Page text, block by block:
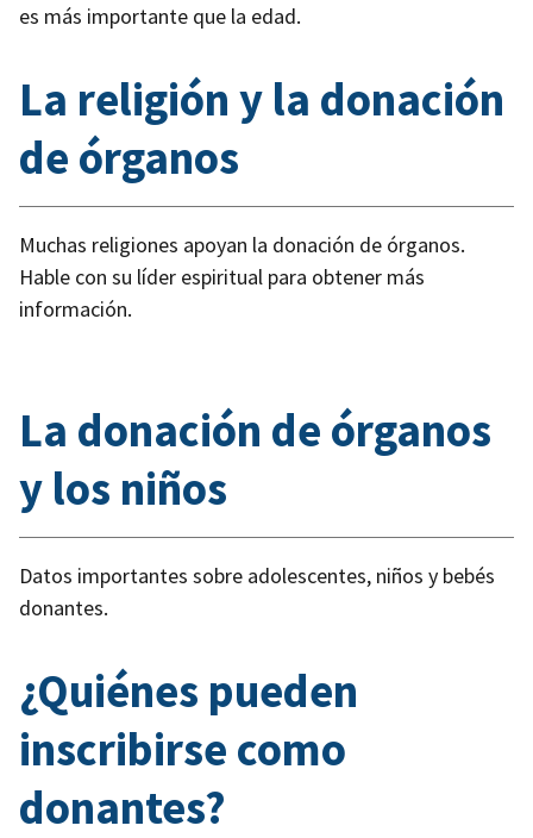
es más importante que la edad.
La religión y la donación
de órganos
Muchas religiones apoyan la donación de órganos.
Hable con su líder espiritual para obtener más
información.
La donación de órganos
y los niños
Datos importantes sobre adolescentes, niños y bebés
donantes.
¿Quiénes pueden
inscribirse como
donantes?